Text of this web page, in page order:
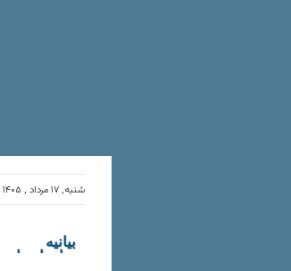
شنبه, ۱۷ مرداد , ۱۴۰۵ |
بیانیه
سازمان‌های